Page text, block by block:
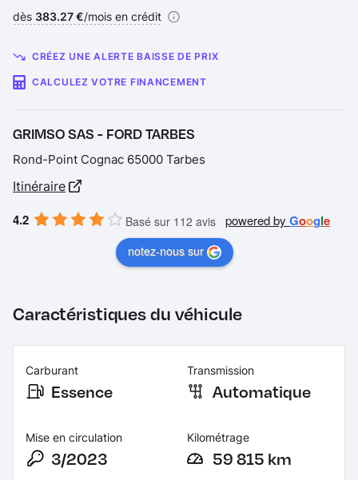
Financement :
dès 383.27 €/mois en crédit
CRÉEZ UNE ALERTE BAISSE DE PRIX
CALCULEZ VOTRE FINANCEMENT
GRIMSO SAS - FORD TARBES
Rond-Point Cognac 65000 Tarbes
Itinéraire
4.2 Basé sur 112 avis powered by Google
notez-nous sur
Caractéristiques du véhicule
Carburant
Essence
Transmission
Automatique
Mise en circulation
3/2023
Kilométrage
59 815 km